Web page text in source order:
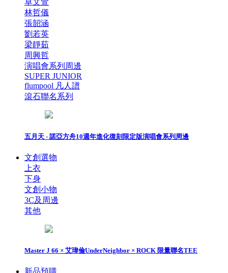
卓文萱
林哲儀
張韶涵
劉若英
梁靜茹
周興哲
演唱會系列周邊
SUPER JUNIOR
flumpool 凡人譜
滾石聯名系列
五月天 - 諾亞方舟10週年進化復刻限定版演唱會系列周邊
文創選物
上衣
下身
文創小物
3C及周邊
其他
Master J 66 × 艾瑋倫UnderNeighbor × ROCK 限量聯名TEE
新品預購